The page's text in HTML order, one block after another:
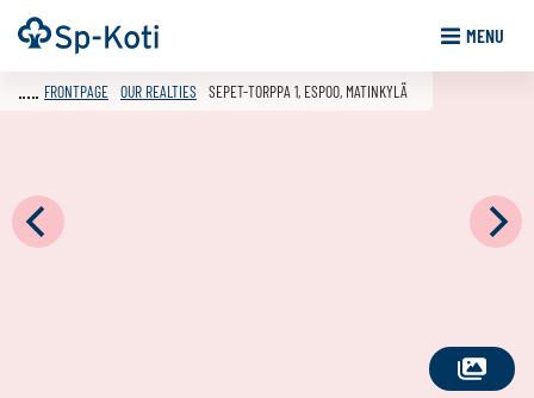
Go
to
Frontpage MENU
SEE
FRONTPAGE OUR REALTIES SEPET-TORPPA 1, ESPOO, MATINKYLÄ